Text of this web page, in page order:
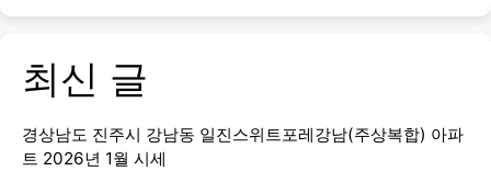
최신 글
경상남도 진주시 강남동 일진스위트포레강남(주상복합) 아파
트 2026년 1월 시세